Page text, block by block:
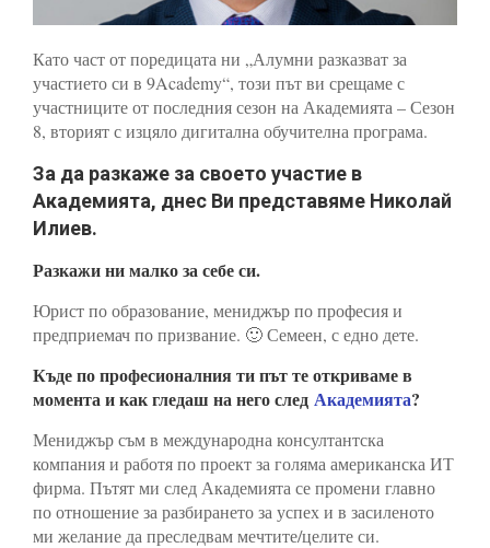
Като част от поредицата ни „Алумни разказват за
участието си в 9Academy“, този път ви срещаме с
участниците от последния сезон на Академията – Сезон
8, вторият с изцяло дигитална обучителна програма.
За да разкаже за своето участие в
Академията, днес Ви представяме Николай
Илиев.
Разкажи ни малко за себе си.
Юрист по образование, мениджър по професия и
предприемач по призвание. 🙂 Семеен, с едно дете.
Къде по професионалния ти път те откриваме в
момента и как гледаш на него след Академията?
Мениджър съм в международна консултантска
компания и работя по проект за голяма американска ИТ
фирма. Пътят ми след Академията се промени главно
по отношение за разбирането за успех и в засиленото
ми желание да преследвам мечтите/целите си.